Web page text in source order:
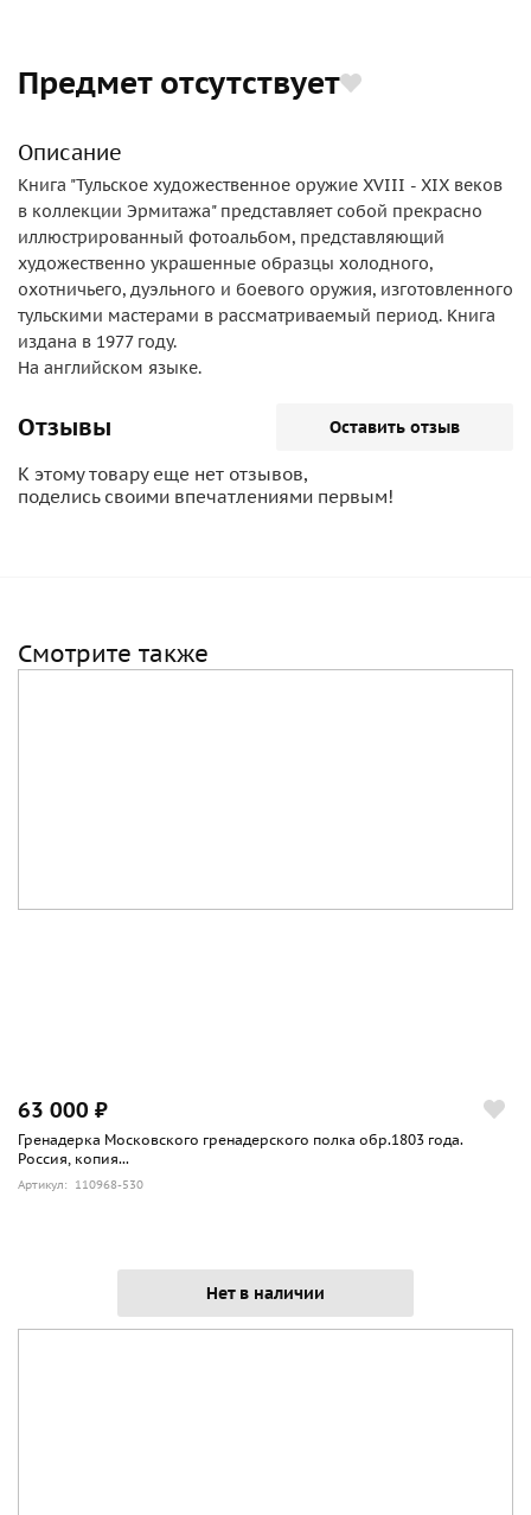
Предмет отсутствует
Описание
Книга "Тульское художественное оружие XVIII - XIX веков
в коллекции Эрмитажа" представляет собой прекрасно
иллюстрированный фотоальбом, представляющий
художественно украшенные образцы холодного,
охотничьего, дуэльного и боевого оружия, изготовленного
тульскими мастерами в рассматриваемый период. Книга
издана в 1977 году.
На английском языке.
Отзывы Оставить отзыв
К этому товару еще нет отзывов,
поделись своими впечатлениями первым!
Смотрите также
63 000 ₽
Гренадерка Московского гренадерского полка обр.1803 года.
Россия, копия...
Артикул: 110968-530
Нет в наличии